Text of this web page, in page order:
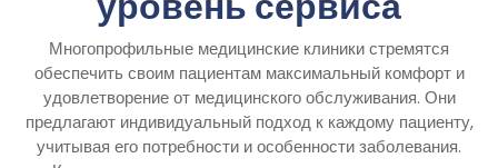
Многопрофильные медицинские клиники стремятся
обеспечить своим пациентам максимальный комфорт и
удовлетворение от медицинского обслуживания. Они
предлагают индивидуальный подход к каждому пациенту,
учитывая его потребности и особенности заболевания.